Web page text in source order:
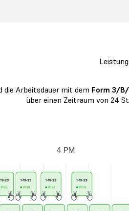
die Arbeitsdauer mit dem Form 3/
über einen Zeitraum von 24